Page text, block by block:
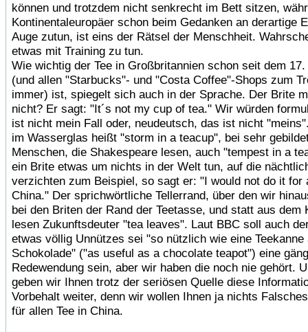
können und trotzdem nicht senkrecht im Bett sitzen,
Kontinentaleuropäer schon beim Gedanken an derartige
Auge zutun, ist eins der Rätsel der Menschheit.
etwas mit Training zu tun.
Wie wichtig der Tee in Großbritannien schon seit dem
(und allen "Starbucks"- und "Costa Coffee"-Shops zum
immer) ist, spiegelt sich auch in der Sprache. Der Brite
nicht? Er sagt: "It´s not my cup of tea." Wir würden
ist nicht mein Fall oder, neudeutsch, das ist nicht
im Wasserglas heißt "storm in a teacup", bei sehr
Menschen, die Shakespeare lesen, auch "tempest in a
ein Brite etwas um nichts in der Welt tun, auf die
verzichten zum Beispiel, so sagt er: "I would not do it for
China." Der sprichwörtliche Tellerrand, über den wir
bei den Briten der Rand der Teetasse, und statt aus dem
lesen Zukunftsdeuter "tea leaves". Laut BBC soll auch
etwas völlig Unnützes sei "so nützlich wie eine Teekanne
Schokolade" ("as useful as a chocolate teapot") eine
Redewendung sein, aber wir haben die noch nie gehört.
geben wir Ihnen trotz der seriösen Quelle diese
Vorbehalt weiter, denn wir wollen Ihnen ja nichts
für allen Tee in China.